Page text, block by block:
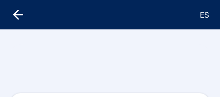
ES